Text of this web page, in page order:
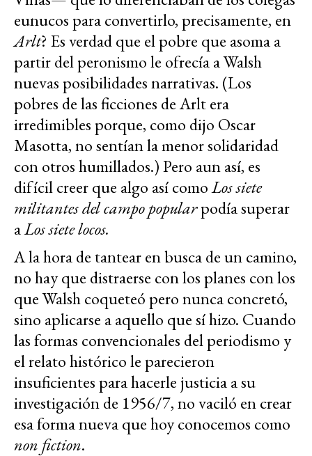
eunucos para convertirlo, precisamente, en
Arlt? Es verdad que el pobre que asoma a
partir del peronismo le ofrecía a Walsh
nuevas posibilidades narrativas. (Los
pobres de las ficciones de Arlt era
irredimibles porque, como dijo Oscar
Masotta, no sentían la menor solidaridad
con otros humillados.) Pero aun así, es
difícil creer que algo así comoLos siete
militantes del campo popularpodía superar
aLos siete locos.
A la hora de tantear en busca de un camino,
no hay que distraerse con los planes con los
que Walsh coqueteó pero nunca concretó,
sino aplicarse a aquello que sí hizo. Cuando
las formas convencionales del periodismo y
el relato histórico le parecieron
insuficientes para hacerle justicia a su
investigación de 1956/7, no vaciló en crear
esa forma nueva que hoy conocemos como
non fiction.